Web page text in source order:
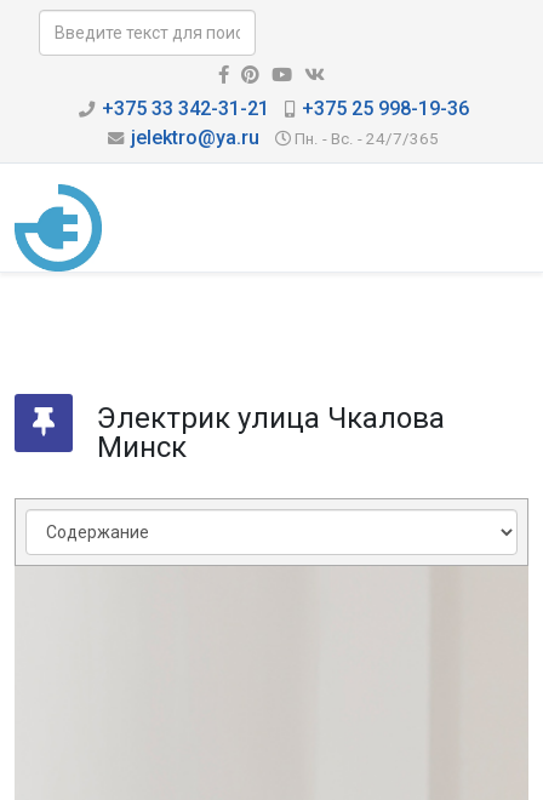
+375 33 342-31-21
+375 25 998-19-36
jelektro@ya.ru
Пн. - Вс. - 24/7/365
Электрик улица Чкалова
Минск